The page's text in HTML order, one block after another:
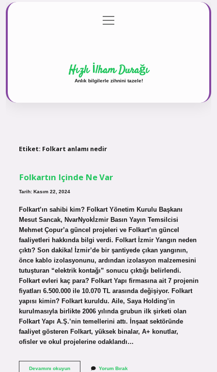
Gizlilik Politikası
menüyü
aç
Hızlı İlham Durağı
Anlık bilgilerle zihnini tazele!
Etiket: Folkart anlamı nedir
Folkartın Içinde Ne Var
Tarih: Kasım 22, 2024
Folkart’ın sahibi kim? Folkart Yönetim Kurulu Başkanı
Mesut Sancak, NvarNyokİzmir Basın Yayın Temsilcisi
Mehmet Çopur’a güncel projeleri ve Folkart’ın güncel
faaliyetleri hakkında bilgi verdi. Folkart İzmir Yangın neden
çıktı? Son dakika! İzmir’de bir şantiyede çıkan yangının,
önce kablo izolasyonunu, ardından izolasyon malzemesini
tutuşturan “elektrik kontağı” sonucu çıktığı belirlendi.
Folkart evleri kaç para? Folkart Yapı firmasına ait 7 projenin
fiyatları 6.500.000 ile 10.070 TL arasında değişiyor. Folkart
yapısı kimin? Folkart kuruldu. Aile, Saya Holding’in
kurulmasıyla birlikte 2006 yılında grubun ilk şirketi olan
Folkart Yapı A.Ş.’nin temellerini attı. İnşaat sektöründe
faaliyet gösteren Folkart, yüksek binalar, A+ konutlar,
ofisler ve okul projelerine odaklandı…
Devamını okuyunFolkartın
Yorum Bırak